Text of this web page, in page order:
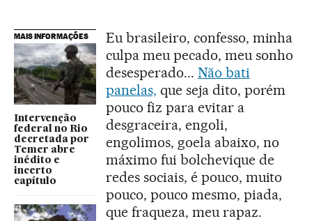
MAIS INFORMAÇÕES
Intervenção
federal no Rio
decretada por
Temer abre
inédito e
incerto
capítulo
Eu brasileiro, confesso, minha
culpa meu pecado, meu sonho
desesperado... Não bati
panelas, que seja dito, porém
pouco fiz para evitar a
desgraceira, engoli,
engolimos, goela abaixo, no
máximo fui bolchevique de
redes sociais, é pouco, muito
pouco, pouco mesmo, piada,
que fraqueza, meu rapaz.